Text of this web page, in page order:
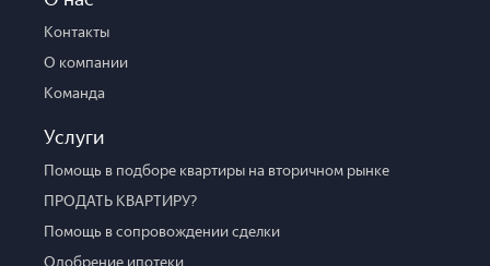
Контакты
О компании
Команда
Услуги
Помощь в подборе квартиры на вторичном рынке
ПРОДАТЬ КВАРТИРУ?
Помощь в сопровождении сделки
Одобрение ипотеки